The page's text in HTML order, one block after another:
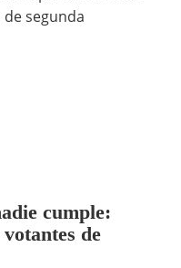
cumple:
de